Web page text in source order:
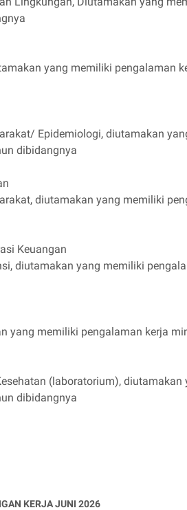
yang memiliki pengalaman
Epidemiologi, diutamakan
dibidangnya
diutamakan yang memiliki
Keuangan
diutamakan yang memiliki
yang memiliki pengalaman kerja
(laboratorium),
dibidangnya
KERJA JUNI 2026